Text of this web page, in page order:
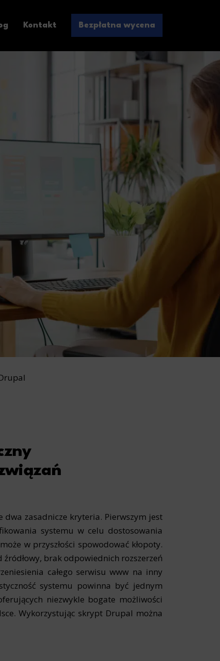
Kontakt Bezpłatna wycena
dwa zasadnicze kryteria. Pierwszym jest
systemu w celu dostosowania
w przyszłości spowodować kłopoty.
brak odpowiednich rozszerzeń
całego serwisu www na inny
systemu powinna być jednym
niezwykle bogate możliwości
Wykorzystując skrypt Drupal można